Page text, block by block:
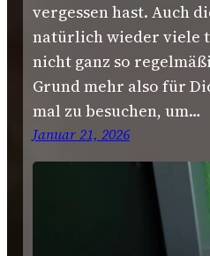
vergessen hast. Auch
natürlich wieder viele
nicht ganz so
Grund mehr also für
mal zu besuchen, um…
Januar 21, 2026